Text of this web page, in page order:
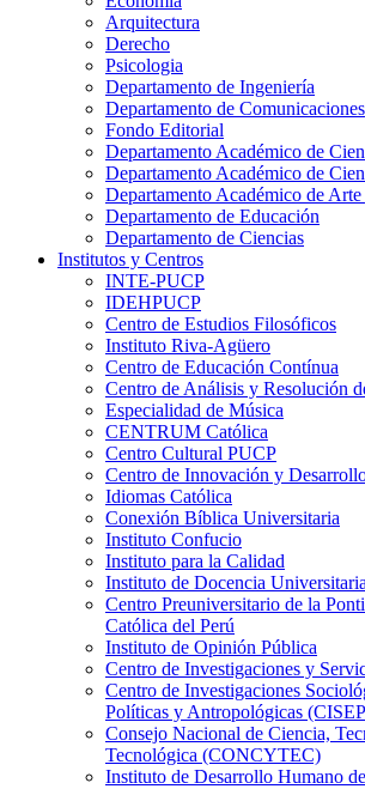
Arquitectura
Derecho
Psicologia
Departamento de Ingeniería
Departamento de Comunicaciones
Fondo Editorial
Departamento Académico de
Departamento Académico de
Departamento Académico de
Departamento de Educación
Departamento de Ciencias
Institutos y Centros
INTE-PUCP
IDEHPUCP
Centro de Estudios Filosóficos
Instituto Riva-Agüero
Centro de Educación Contínua
Centro de Análisis y Resolución
Especialidad de Música
CENTRUM Católica
Centro Cultural PUCP
Centro de Innovación y
Idiomas Católica
Conexión Bíblica Universitaria
Instituto Confucio
Instituto para la Calidad
Instituto de Docencia Universitaria
Centro Preuniversitario de la
Católica del Perú
Instituto de Opinión Pública
Centro de Investigaciones y
Centro de Investigaciones
Políticas y Antropológicas
Consejo Nacional de Ciencia,
Tecnológica (CONCYTEC)
Instituto de Desarrollo Humano